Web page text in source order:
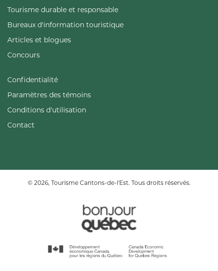
Tourisme durable et responsable
Bureaux d'information touristique
Articles et blogues
Concours
Confidentialité
Paramètres des témoins
Conditions d'utilisation
Contact
© 2026, Tourisme Cantons-de-l'Est. Tous droits réservés.